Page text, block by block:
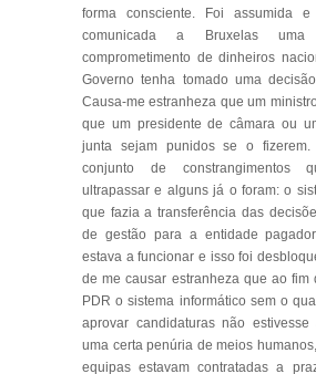
forma consciente. Foi assumida e
comunicada a Bruxelas
comprometimento de dinheiros
Governo tenha tomado uma
Causa-me estranheza que um
que um presidente de câmara ou
junta sejam punidos se o
conjunto de constrangimentos
ultrapassar e alguns já o foram: o
que fazia a transferência das
de gestão para a entidade
estava a funcionar e isso foi
de me causar estranheza que ao fim
PDR o sistema informático sem o
aprovar candidaturas não
uma certa penúria de meios
equipas estavam contratadas a